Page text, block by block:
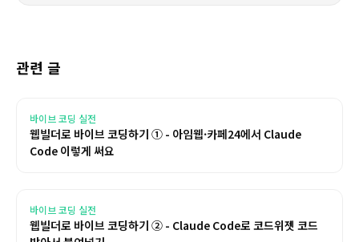
관련 글
바이브 코딩 실전
웹빌더로 바이브 코딩하기 ① - 아임웹·카페24에서 Claude
Code 이렇게 써요
바이브 코딩 실전
웹빌더로 바이브 코딩하기 ② - Claude Code로 코드위젯 코드